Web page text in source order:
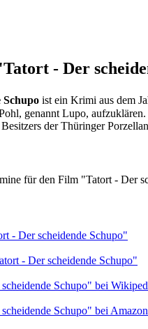
- Der
Schupo ist ein Krimi aus dem
genannt Lupo,
der Thüringer
für den Film "Tatort - Der
- Der scheidende Schupo"
- Der scheidende Schupo"
Schupo" bei
Schupo" bei